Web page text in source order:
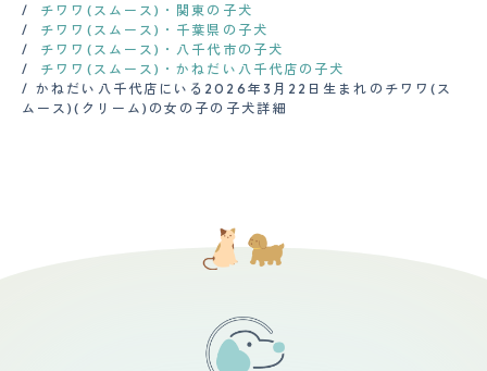
チワワ(スムース)・関東の子犬
チワワ(スムース)・千葉県の子犬
チワワ(スムース)・八千代市の子犬
チワワ(スムース)・かねだい八千代店の子犬
かねだい八千代店にいる2026年3月22日生まれのチワワ(ス
ムース)(クリーム)の女の子の子犬詳細